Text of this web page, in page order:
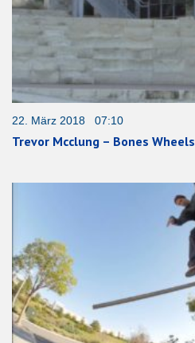
22. März 2018 07:10
Trevor Mcclung – Bones Wheels